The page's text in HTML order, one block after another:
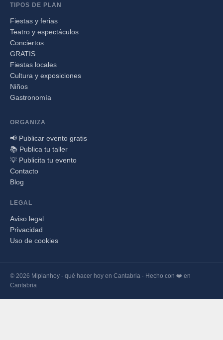
TIPOS DE PLAN
Fiestas y ferias
Teatro y espectáculos
Conciertos
GRATIS
Fiestas locales
Cultura y exposiciones
Niños
Gastronomía
ORGANIZA
📢 Publicar evento gratis
📚 Publica tu taller
💡 Publicita tu evento
Contacto
Blog
LEGAL
Aviso legal
Privacidad
Uso de cookies
© 2026 Miplanhoy - qué hacer hoy en Cantabria · Hecho con ❤️ en
Cantabria